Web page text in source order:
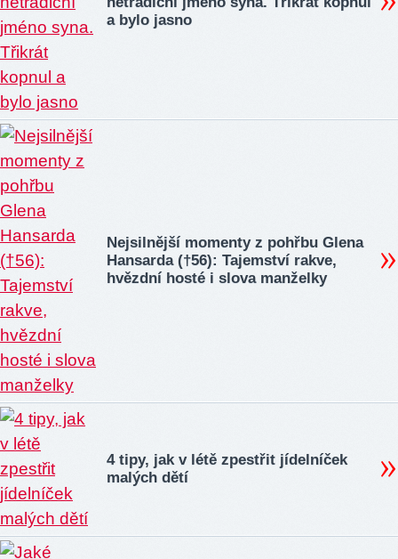
a bylo jasno
Nejsilnější momenty z pohřbu Glena
Hansarda (†56): Tajemství rakve,
hvězdní hosté i slova manželky
4 tipy, jak v létě zpestřit jídelníček
malých dětí